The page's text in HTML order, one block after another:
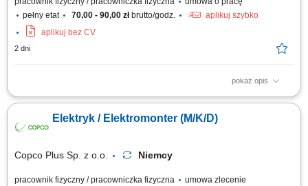
pełny etat
70,00 - 90,00 złbrutto/godz.
aplikuj szybko
aplikuj bez CV
2 dni
pokaż opis
Twoje zadania jako Technik Elektryk/ Elektronik/ Mechatronik/
kable; Wykonywanie podstawowych pomiarów przy użyciu miernika;
Dojazd do klienta z biura firmy samochodem służbowym; Twoje
Elektryk / Elektromonter (M/K/D)
Copco Plus Sp. z o.o. Niemcy
pracownik fizyczny / pracowniczka fizyczna
umowa zlecenie